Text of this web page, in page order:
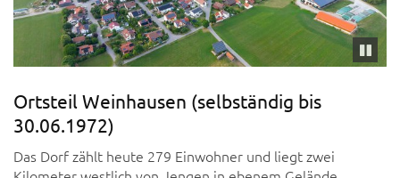
Ortsteil Weinhausen (selbständig bis
30.06.1972)
Das Dorf zählt heute 279 Einwohner und liegt zwei